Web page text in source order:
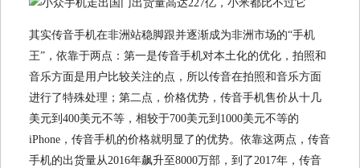
其实传音手机在非洲站稳脚跟并逐渐成为非洲市场的“手机
王”，依靠于两点：第一是传音手机对本土化的优化，拍照和
音乐方面是用户比较关注的点，所以传音在拍照和音乐方面
进行了特殊处理；第二点，价格优势，传音手机售价从十几
美元到400美元不等，相较于700美元到1000美元不等的
iPhone，传音手机的价格就明显了的优势。依靠这两点，传音
手机的出货量从2016年飙升至8000万部，到了2017年，传音